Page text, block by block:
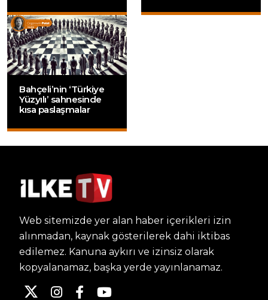
Bahçeli’nin ‘Türkiye
Yüzyılı’ sahnesinde
kısa paslaşmalar
Web sitemizde yer alan haber içerikleri izin
alınmadan, kaynak gösterilerek dahi iktibas
edilemez. Kanuna aykırı ve izinsiz olarak
kopyalanamaz, başka yerde yayınlanamaz.